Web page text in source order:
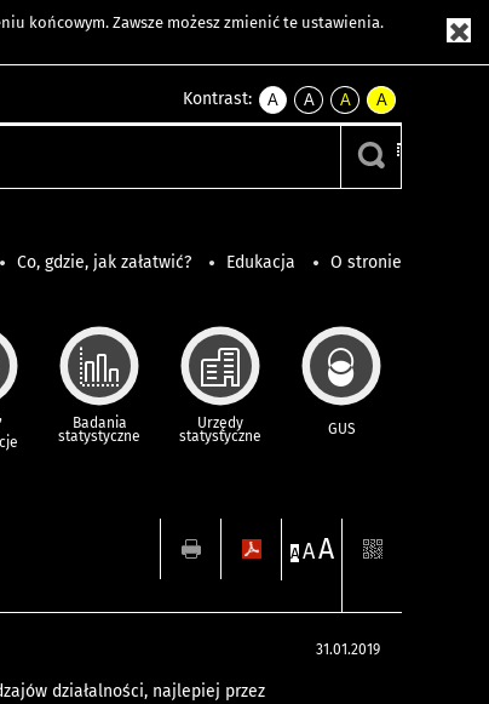
końcowym. Zawsze możesz zmienić te ustawienia.
Kontrast:
A
kontrast
A
kontrast
czarnym
A
kontrast
żółty
tekst
czarnym
A
kontrast
czarny
tekst
żółtym
Co, gdzie, jak załatwić? Edukacja O stronie
Badania
statystyczne
Urzędy
statystyczne GUS
A AA
31.01.2019
działalności, najlepiej przez